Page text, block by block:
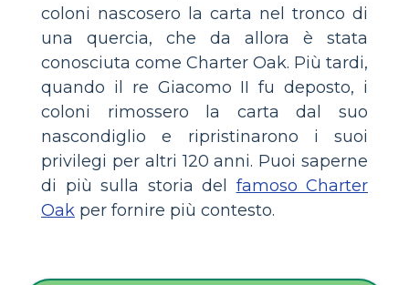
coloni nascosero la carta nel tronco di
una quercia, che da allora è stata
conosciuta come Charter Oak. Più tardi,
quando il re Giacomo II fu deposto, i
coloni rimossero la carta dal suo
nascondiglio e ripristinarono i suoi
privilegi per altri 120 anni. Puoi saperne
di più sulla storia del famoso Charter
Oak per fornire più contesto.